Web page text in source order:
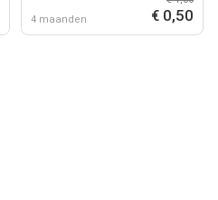
4 maanden € 0,50